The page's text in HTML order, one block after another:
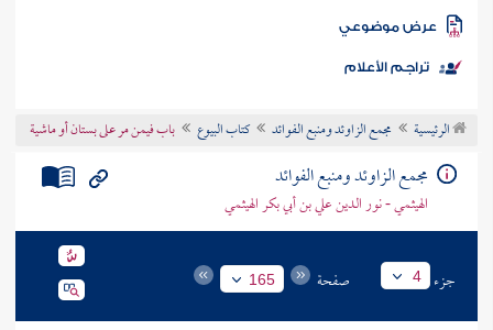
الكتب
موضوعي
تراجم الأعلام
الرئيسية مجمع الزاوئد ومنبع الفوائد كتاب البيوع باب فيمن مر على بستان أو ماشية
مجمع الزاوئد ومنبع الفوائد
الهيثمي - نور الدين علي بن أبي بكر الهيثمي
جزء 4 صفحة 165